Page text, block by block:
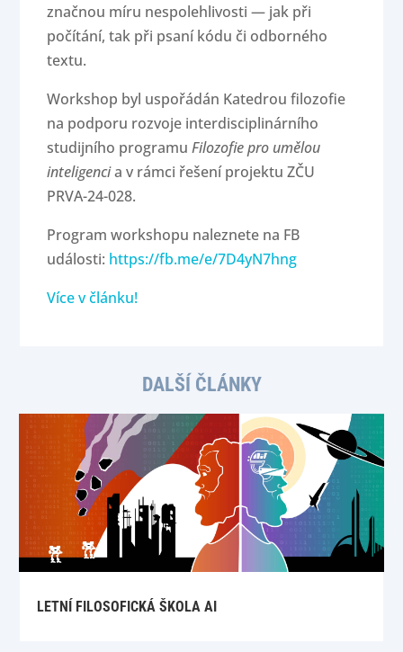
značnou míru nespolehlivosti — jak při
počítání, tak při psaní kódu či odborného
textu.
Workshop byl uspořádán Katedrou filozofie
na podporu rozvoje interdisciplinárního
studijního programuFilozofie pro umělou
inteligencia v rámci řešení projektu ZČU
PRVA-24-028.
Program workshopu naleznete na FB
události: https://fb.me/e/7D4yN7hng
Více v článku!
DALŠÍ ČLÁNKY
LETNÍ FILOSOFICKÁ ŠKOLA AI